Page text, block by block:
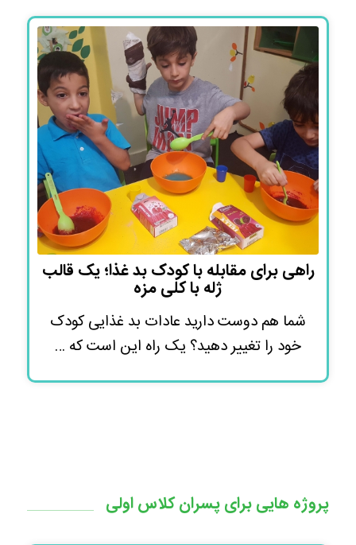
راهی برای مقابله با کودک بد غذا؛ یک قالب
ژله با کلی مزه
شما هم دوست دارید عادات بد غذایی کودک
خود را تغییر دهید؟ یک راه این است که …
پروژه هایی برای پسران کلاس اولی